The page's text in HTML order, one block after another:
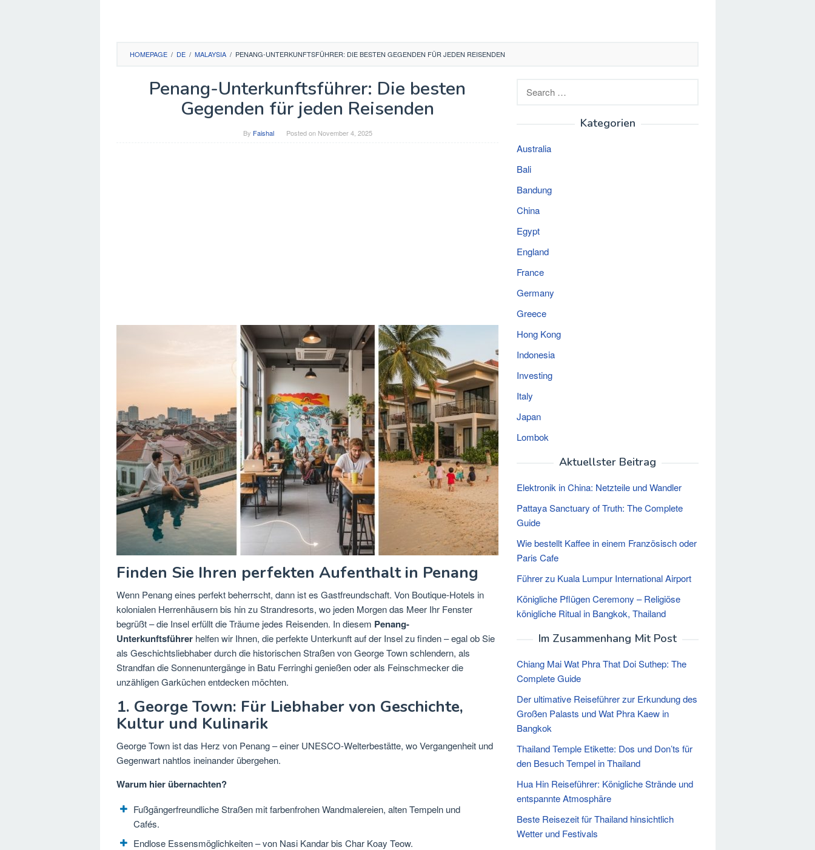
HOMEPAGE / DE / MALAYSIA / PENANG-UNTERKUNFTSFÜHRER: DIE BESTEN GEGENDEN FÜR JEDEN REISENDEN
Penang-Unterkunftsführer: Die besten
Gegenden für jeden Reisenden
By Faishal Posted on November 4, 2025
Finden Sie Ihren perfekten Aufenthalt in Penang
Wenn Penang eines perfekt beherrscht, dann ist es Gastfreundschaft. Von Boutique-Hotels in
kolonialen Herrenhäusern bis hin zu Strandresorts, wo jeden Morgen das Meer Ihr Fenster
begrüßt – die Insel erfüllt die Träume jedes Reisenden. In diesem Penang-
Unterkunftsführer helfen wir Ihnen, die perfekte Unterkunft auf der Insel zu finden – egal ob Sie
als Geschichtsliebhaber durch die historischen Straßen von George Town schlendern, als
Strandfan die Sonnenuntergänge in Batu Ferringhi genießen oder als Feinschmecker die
unzähligen Garküchen entdecken möchten.
1. George Town: Für Liebhaber von Geschichte,
Kultur und Kulinarik
George Town ist das Herz von Penang – einer UNESCO-Welterbestätte, wo Vergangenheit und
Gegenwart nahtlos ineinander übergehen.
Warum hier übernachten?
Fußgängerfreundliche Straßen mit farbenfrohen Wandmalereien, alten Tempeln und
Cafés.
Endlose Essensmöglichkeiten – von Nasi Kandar bis Char Koay Teow.
Kategorien
Australia
Bali
Bandung
China
Egypt
England
France
Germany
Greece
Hong Kong
Indonesia
Investing
Italy
Japan
Lombok
Aktuellster Beitrag
Elektronik in China: Netzteile und Wandler
Pattaya Sanctuary of Truth: The Complete
Guide
Wie bestellt Kaffee in einem Französisch oder
Paris Cafe
Führer zu Kuala Lumpur International Airport
Königliche Pflügen Ceremony – Religiöse
königliche Ritual in Bangkok, Thailand
Im Zusammenhang Mit Post
Chiang Mai Wat Phra That Doi Suthep: The
Complete Guide
Der ultimative Reiseführer zur Erkundung des
Großen Palasts und Wat Phra Kaew in
Bangkok
Thailand Temple Etikette: Dos und Don’ts für
den Besuch Tempel in Thailand
Hua Hin Reiseführer: Königliche Strände und
entspannte Atmosphäre
Beste Reisezeit für Thailand hinsichtlich
Wetter und Festivals